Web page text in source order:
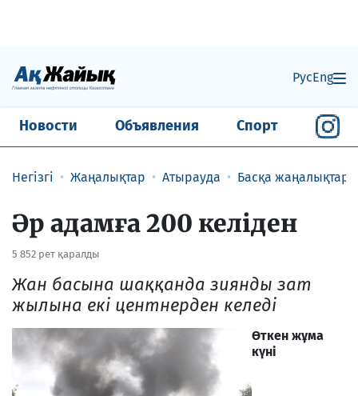
РусEng
Новости Объявления Спорт
Негізгі Жаңалықтар Атырауда Басқа жаңалықтар
Әр адамға 200 келіден
5 852 рет қаралды
Жан басына шаққанда зиянды зат
жылына екі центнерден келеді
Өткен жұма
күні